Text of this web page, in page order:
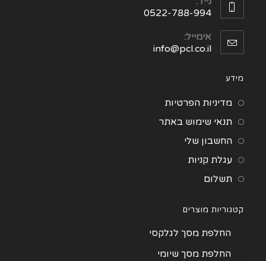
0522-788-994
אימייל:
info@pcl.co.il
מידע
מדיניות הפרטיות
תנאי שימוש באתר
החשבון שלי
עגלת קניות
תשלום
קטגוריות מוצרים
החלפת מסך לגלקסי
החלפת מסך שיומי